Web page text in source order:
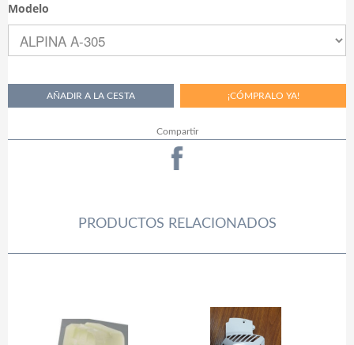
Modelo
Compartir
PRODUCTOS RELACIONADOS